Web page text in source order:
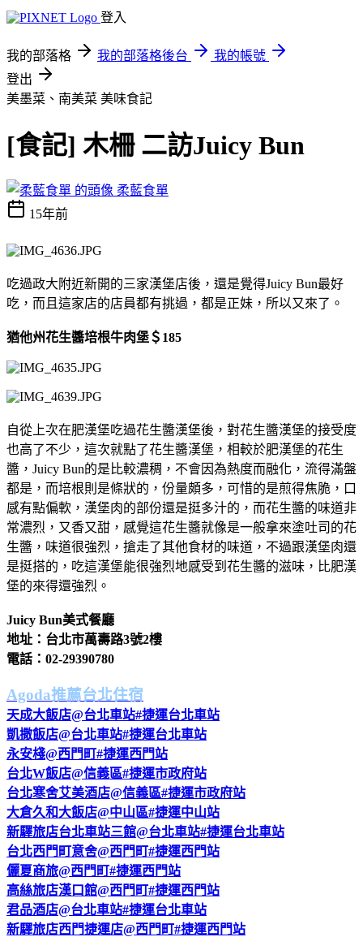
登入
我的部落格 我的部落格後台
我的帳號
登出
美墨菜、南美菜 美味食記
[食記] 木柵 二訪Juicy Bun
柔藍食單
15年前
吃過政大附近新開的三家漢堡店後，還是覺得Juicy Bun最好
吃，而且這家店的店員都有挑過，都是正妹，所以又來了。
猶他州花生醬培根牛肉堡＄185
自從上次在肥漢堡吃過花生醬漢堡後，對花生醬漢堡的接受度
也高了不少，這次就點了花生醬漢堡，相較於肥漢堡的花生
醬，Juicy Bun的是比較濃稠，不會因為熱度而融化，流得滿盤
都是，而培根則是條狀的，份量頗多，可惜的是煎得焦脆，口
感有點偏軟，漢堡肉的部份還是挺多汁的，而花生醬的味道非
常濃烈，又香又甜，感覺這花生醬就像是一般拿來塗吐司的花
生醬，味道很強烈，搶走了其他食材的味道，不過跟漢堡肉還
是挺搭的，吃這漢堡能很強烈地感受到花生醬的滋味，比肥漢
堡的來得還強烈。
Juicy Bun美式餐廳
地址：台北市萬壽路3號2樓
電話：02-29390780
Agoda推薦台北住宿
天成大飯店@台北車站#捷運台北車站
凱撒飯店@台北車站#捷運台北車站
永安棧@西門町#捷運西門站
台北W飯店@信義區#捷運市政府站
台北寒舍艾美酒店@信義區#捷運市政府站
大倉久和大飯店@中山區#捷運中山站
新驛旅店台北車站三館@台北車站#捷運台北車站
台北西門町意舍@西門町#捷運西門站
儷夏商旅@西門町#捷運西門站
高絲旅店漢口館@西門町#捷運西門站
君品酒店@台北車站#捷運台北車站
新驛旅店西門捷運店@西門町#捷運西門站